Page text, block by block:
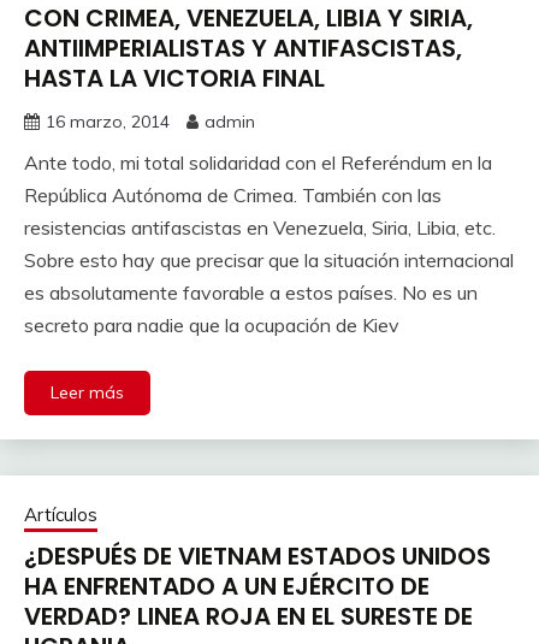
CON CRIMEA, VENEZUELA, LIBIA Y SIRIA,
ANTIIMPERIALISTAS Y ANTIFASCISTAS,
HASTA LA VICTORIA FINAL
16 marzo, 2014 admin
Ante todo, mi total solidaridad con el Referéndum en la
República Autónoma de Crimea. También con las
resistencias antifascistas en Venezuela, Siria, Libia, etc.
Sobre esto hay que precisar que la situación internacional
es absolutamente favorable a estos países. No es un
secreto para nadie que la ocupación de Kiev
Leer más
Artículos
¿DESPUÉS DE VIETNAM ESTADOS UNIDOS
HA ENFRENTADO A UN EJÉRCITO DE
VERDAD? LINEA ROJA EN EL SURESTE DE